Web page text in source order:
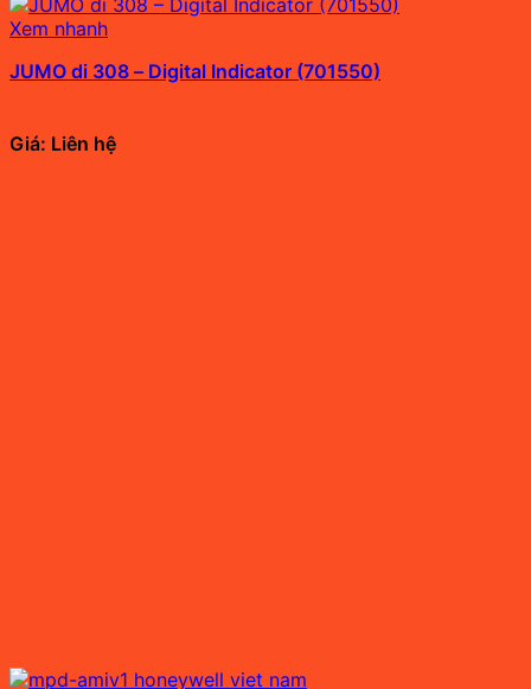
Xem nhanh
JUMO di 308 – Digital Indicator (701550)
Giá: Liên hệ